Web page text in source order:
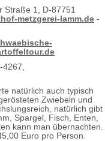
Straße 1, D-87751
metzgerei-lamm.de -
natürlich auch typisch
Zwiebeln und
natürlich gibt
Spargel, Fisch, Enten,
kann man übernachten.
Euro pro Person.